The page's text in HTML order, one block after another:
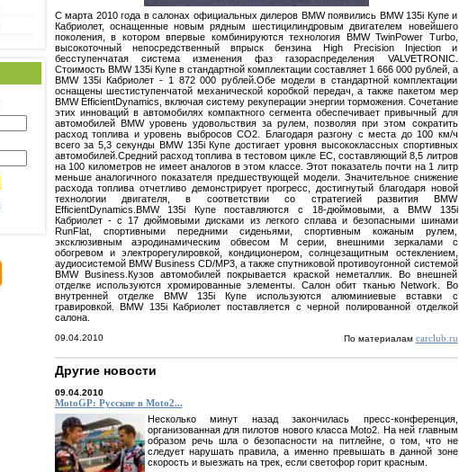
C марта 2010 года в салонах официальных дилеров BMW появились BMW 135i Купе и
Кабриолет, оснащенные новым рядным шестицилиндровым двигателем новейшего
поколения, в котором впервые комбинируются технология BMW TwinPower Turbo,
высокоточный непосредственный впрыск бензина High Precision Injection и
бесступенчатая система изменения фаз газораспределения VALVETRONIC.
Стоимость BMW 135i Купе в стандартной комплектации составляет 1 666 000 рублей, а
BMW 135i Кабриолет - 1 872 000 рублей.Обе модели в стандартной комплектации
оснащены шестиступенчатой механической коробкой передач, а также пакетом мер
BMW EfficientDynamics, включая систему рекуперации энергии торможения. Сочетание
этих инноваций в автомобилях компактного сегмента обеспечивает привычный для
автомобилей BMW уровень удовольствия за рулем, позволяя при этом сократить
расход топлива и уровень выбросов CO2. Благодаря разгону с места до 100 км/ч
всего за 5,3 секунды BMW 135i Купе достигает уровня высококлассных спортивных
автомобилей.Средний расход топлива в тестовом цикле ЕС, составляющий 8,5 литров
на 100 километров не имеет аналогов в этом классе. Этот показатель почти на 1 литр
меньше аналогичного показателя предшествующей модели. Значительное снижение
расхода топлива отчетливо демонстрирует прогресс, достигнутый благодаря новой
технологии двигателя, в соответствии со стратегией развития BMW
EfficientDynamics.BMW 135i Купе поставляются с 18-дюймовыми, а BMW 135i
Кабриолет - с 17 дюймовыми дисками из легкого сплава и безопасными шинами
RunFlat, спортивными передними сиденьями, спортивным кожаным рулем,
эксклюзивным аэродинамическим обвесом M серии, внешними зеркалами с
обогревом и электрорегулировкой, кондиционером, солнцезащитным остеклением,
аудиосистемой BMW Business CD/MP3, а также спутниковой противоугонной системой
BMW Business.Кузов автомобилей покрывается краской неметаллик. Во внешней
отделке используются хромированные элементы. Салон обит тканью Network. Во
внутренней отделке BMW 135i Купе используются алюминиевые вставки с
гравировкой. BMW 135i Кабриолет поставляется с черной полированной отделкой
салона.
09.04.2010 По материалам carclub.ru
Другие новости
09.04.2010
MotoGP: Русские в Moto2...
Несколько минут назад закончилась пресс-конференция,
организованная для пилотов нового класса Moto2. На ней главным
образом речь шла о безопасности на питлейне, о том, что не
следует нарушать правила, а именно превышать в данной зоне
скорость и выезжать на трек, если светофор горит красным.